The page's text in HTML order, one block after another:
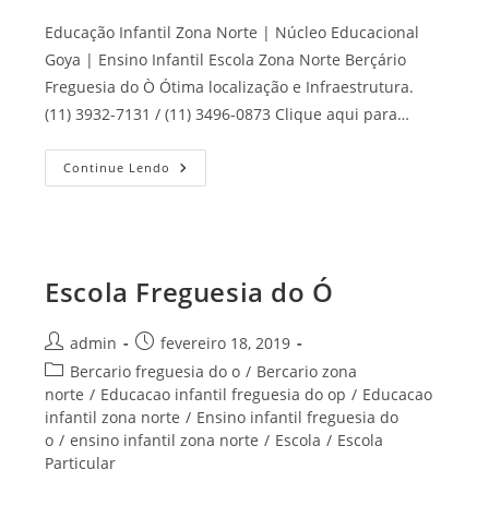
Educação Infantil Zona Norte | Núcleo Educacional
Goya | Ensino Infantil Escola Zona Norte Berçário
Freguesia do Ò Ótima localização e Infraestrutura.
(11) 3932-7131 / (11) 3496-0873 Clique aqui para…
Continue Lendo Escola
Zona
Escola Freguesia do Ó
Autor
do
post:
admin
Post
publicado:
fevereiro 18, 2019
Categoria
do
post:
Bercario freguesia do o / Bercario zona
norte / Educacao infantil freguesia do op / Educacao
infantil zona norte / Ensino infantil freguesia do
o / ensino infantil zona norte / Escola / Escola
Particular